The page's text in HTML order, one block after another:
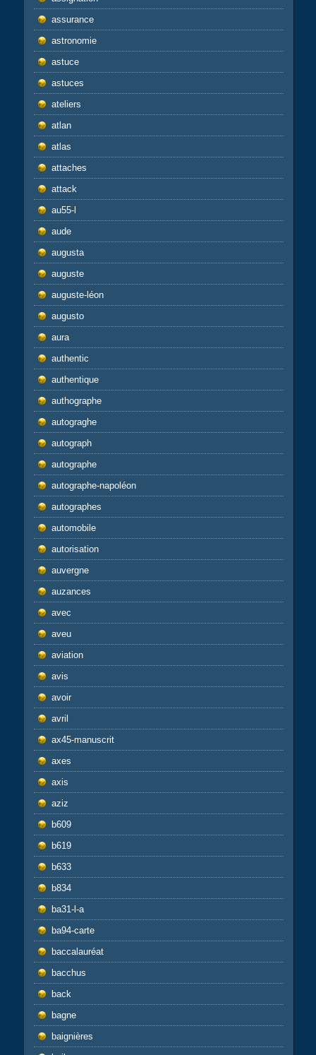
assurance
astronomie
astuce
astuces
ateliers
atlan
atlas
attaches
attack
au55-l
aude
augusta
auguste
auguste-léon
augusto
aura
authentic
authentique
authographe
autograghe
autograph
autographe
autographe-napoléon
autographes
automobile
autorisation
auvergne
auzances
avec
aveu
aviation
avis
avoir
avril
ax45-manuscrit
axes
axis
aziz
b609
b619
b633
b834
ba31-l-a
ba94-carte
baccalauréat
bacchus
back
bagne
baignières